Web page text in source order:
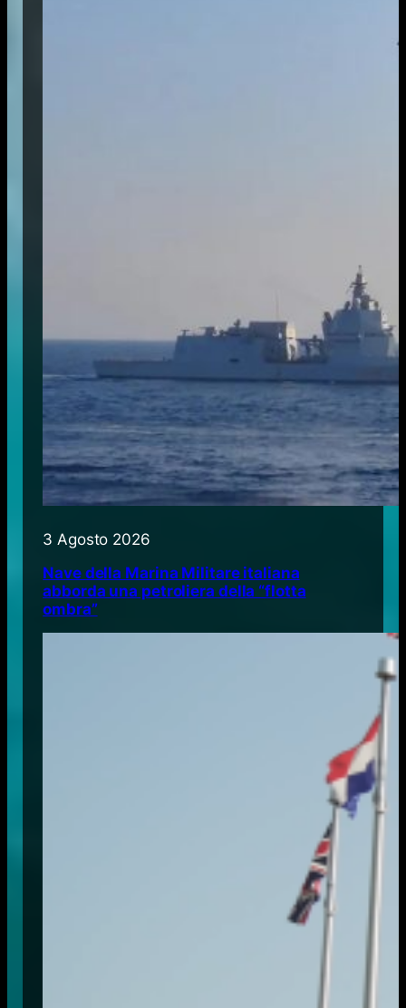
3 Agosto 2026
Nave della Marina Militare italiana
abborda una petroliera della “flotta
ombra”